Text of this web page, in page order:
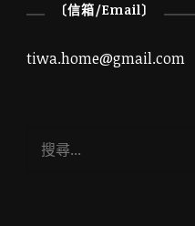
〔信箱/Email〕
tiwa.home@gmail.com